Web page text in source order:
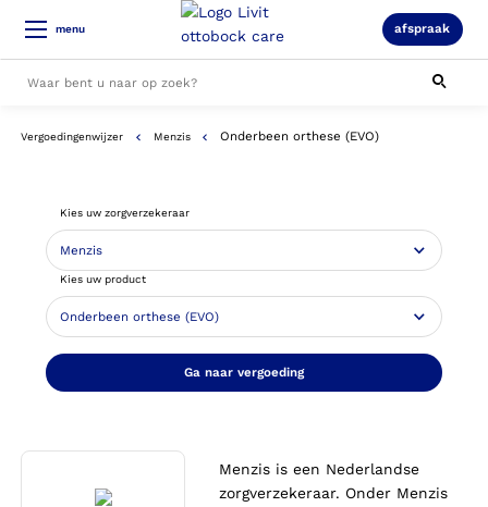
menu afspraak
Alle resultaten
Vergoedingenwijzer Menzis Onderbeen orthese (EVO)
Kies uw zorgverzekeraar
Kies uw product
Ga naar vergoeding
Menzis is een Nederlandse
zorgverzekeraar. Onder Menzis